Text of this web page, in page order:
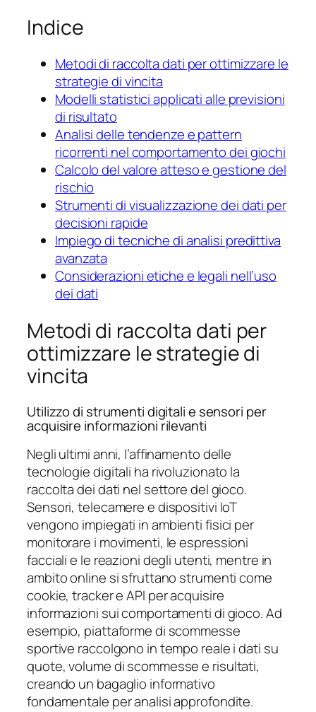
Indice
Metodi di raccolta dati per ottimizzare le
strategie di vincita
Modelli statistici applicati alle previsioni
di risultato
Analisi delle tendenze e pattern
ricorrenti nel comportamento dei giochi
Calcolo del valore atteso e gestione del
rischio
Strumenti di visualizzazione dei dati per
decisioni rapide
Impiego di tecniche di analisi predittiva
avanzata
Considerazioni etiche e legali nell’uso
dei dati
Metodi di raccolta dati per
ottimizzare le strategie di
vincita
Utilizzo di strumenti digitali e sensori per
acquisire informazioni rilevanti
Negli ultimi anni, l’affinamento delle
tecnologie digitali ha rivoluzionato la
raccolta dei dati nel settore del gioco.
Sensori, telecamere e dispositivi IoT
vengono impiegati in ambienti fisici per
monitorare i movimenti, le espressioni
facciali e le reazioni degli utenti, mentre in
ambito online si sfruttano strumenti come
cookie, tracker e API per acquisire
informazioni sui comportamenti di gioco. Ad
esempio, piattaforme di scommesse
sportive raccolgono in tempo reale i dati su
quote, volume di scommesse e risultati,
creando un bagaglio informativo
fondamentale per analisi approfondite.